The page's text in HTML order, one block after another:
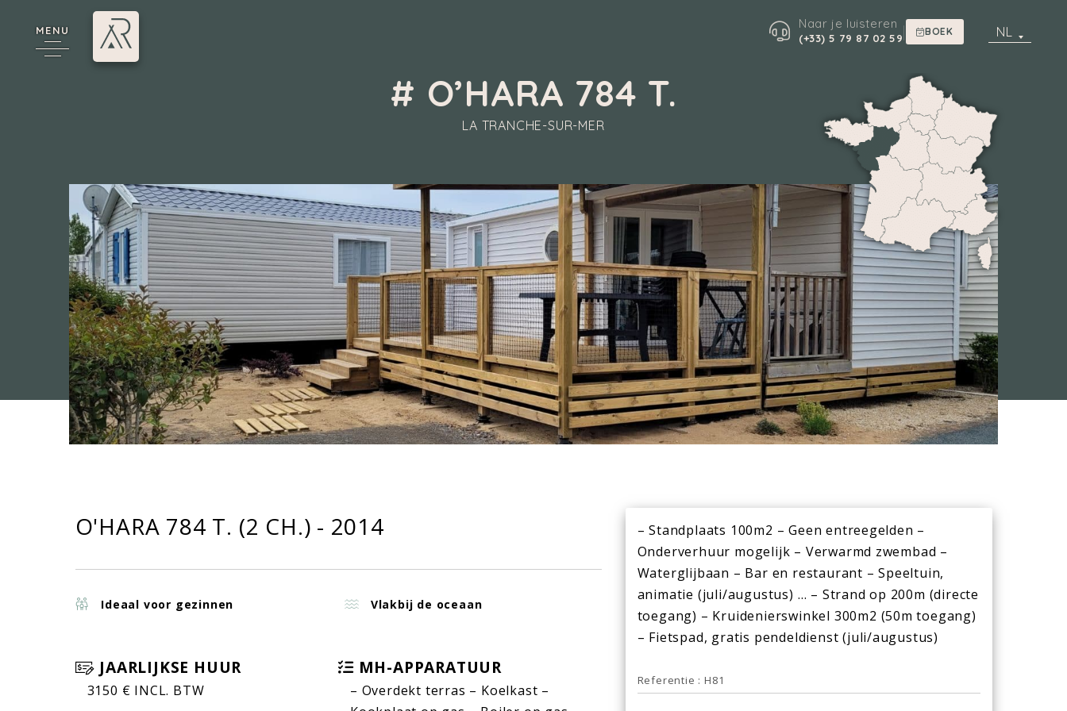
MENU NL
Naar je luisteren
(+33) 5 79 87 02 59| BOEK
# O’HARA 784 T.
LA TRANCHE-SUR-MER
Camping 4 & 5 étoiles/Mobil-homes à vendre # O’HARA 784 T.
O'HARA 784 T. (2 CH.) - 2014
Ideaal voor gezinnen Vlakbij de oceaan
JAARLIJKSE HUUR
3150 € INCL. BTW
MH-APPARATUUR
– Overdekt terras – Koelkast –
– Standplaats 100m2 – Geen entreegelden –
Onderverhuur mogelijk – Verwarmd zwembad –
Waterglijbaan – Bar en restaurant – Speeltuin,
animatie (juli/augustus) … – Strand op 200m (directe
toegang) – Kruidenierswinkel 300m2 (50m toegang)
– Fietspad, gratis pendeldienst (juli/augustus)
Referentie : H81